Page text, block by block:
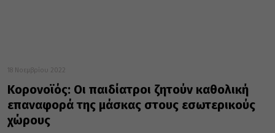
18 Νοεμβρίου 2022
Κορονοϊός: Οι παιδίατροι ζητούν καθολική
επαναφορά της μάσκας στους εσωτερικούς
χώρους